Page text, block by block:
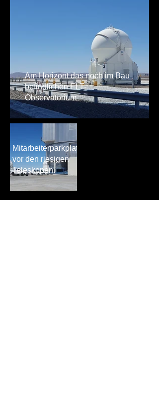
Am Horizont das noch im Bau
befindlichen ELT-
Observatorium
Mitarbeiterparkplatz
vor den riesigen
Teleskopen.